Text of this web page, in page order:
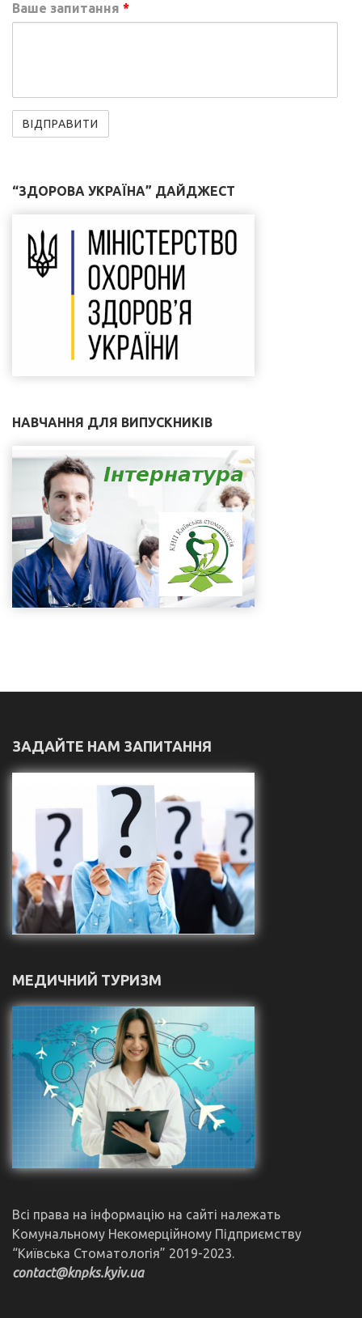
Ваше запитання *
“ЗДОРОВА УКРАЇНА” ДАЙДЖЕСТ
НАВЧАННЯ ДЛЯ ВИПУСКНИКІВ
ЗАДАЙТЕ НАМ ЗАПИТАННЯ
МЕДИЧНИЙ ТУРИЗМ
Всі права на інформацію на сайті належать
Комунальному Некомерційному Підприємству
“Київська Стоматологія” 2019-2023.
contact@knpks.kyiv.ua